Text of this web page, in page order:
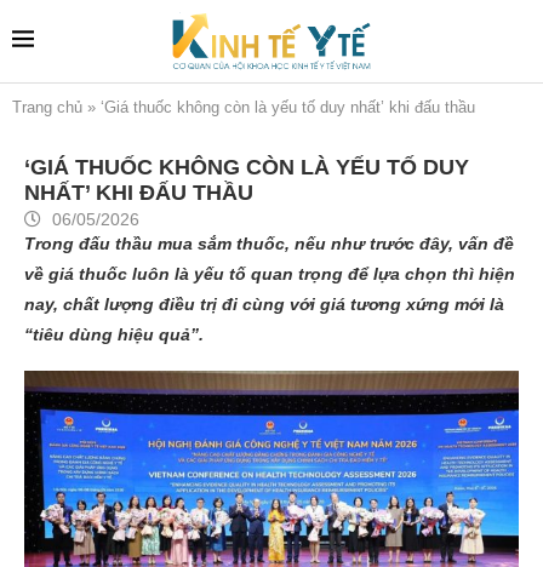
Trang chủ » ‘Giá thuốc không còn là yếu tố duy nhất’ khi đấu thầu
‘GIÁ THUỐC KHÔNG CÒN LÀ YẾU TỐ DUY
NHẤT’ KHI ĐẤU THẦU
06/05/2026
Trong đấu thầu mua sắm thuốc, nếu như trước đây, vấn đề
về giá thuốc luôn là yếu tố quan trọng để lựa chọn thì hiện
nay, chất lượng điều trị đi cùng với giá tương xứng mới là
“tiêu dùng hiệu quả”.